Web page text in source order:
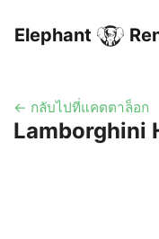
Elephant
← กลับไปที่แคตตาล็อก
Lamborghini